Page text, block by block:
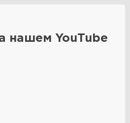
нашем YouTube